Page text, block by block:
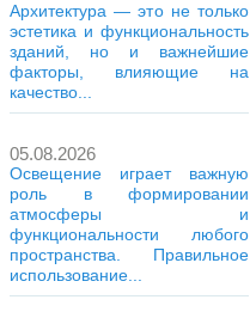
Архитектура — это не только
эстетика и функциональность
зданий, но и важнейшие
факторы, влияющие на
качество...
05.08.2026
Освещение играет важную
роль в формировании
атмосферы и
функциональности любого
пространства. Правильное
использование...